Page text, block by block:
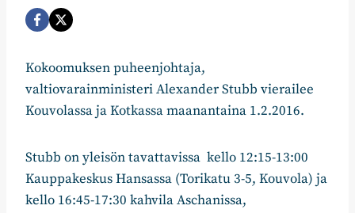
Kokoomuksen puheenjohtaja,
valtiovarainministeri Alexander Stubb vierailee
Kouvolassa ja Kotkassa maanantaina 1.2.2016.
Stubb on yleisön tavattavissa kello 12:15-13:00
Kauppakeskus Hansassa (Torikatu 3-5, Kouvola) ja
kello 16:45-17:30 kahvila Aschanissa,